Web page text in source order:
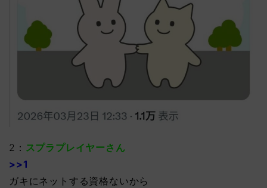
2： スプラプレイヤーさん
>>1
ガキにネットする資格ないから